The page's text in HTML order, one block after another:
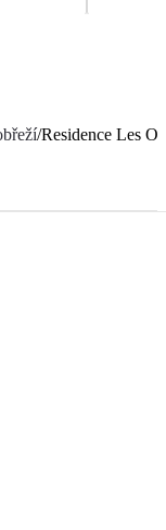
/Residence Les